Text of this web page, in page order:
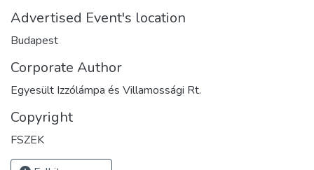
Advertised Event's location
Budapest
Corporate Author
Egyesült Izzólámpa és Villamossági Rt.
Copyright
FSZEK